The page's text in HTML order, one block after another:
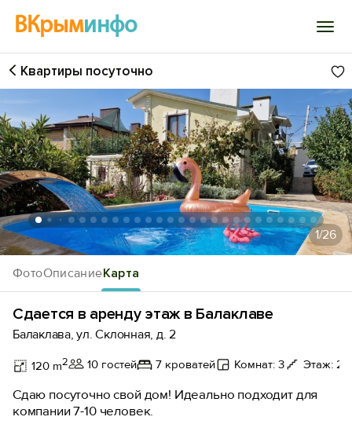
ВКрыминфо
Войти
Избранное
История просмотра
Добавить свой объект
ФотоОписаниеКарта
Квартиры посуточно
1/26
Сдается в аренду этаж в Балаклаве
Балаклава, ул. Склонная, д. 2
120 m2 10 гостей 7 кроватей Комнат: 3 Этаж: 2
Сдаю посуточно свой дом! Идеально подходит для
компании 7-10 человек.